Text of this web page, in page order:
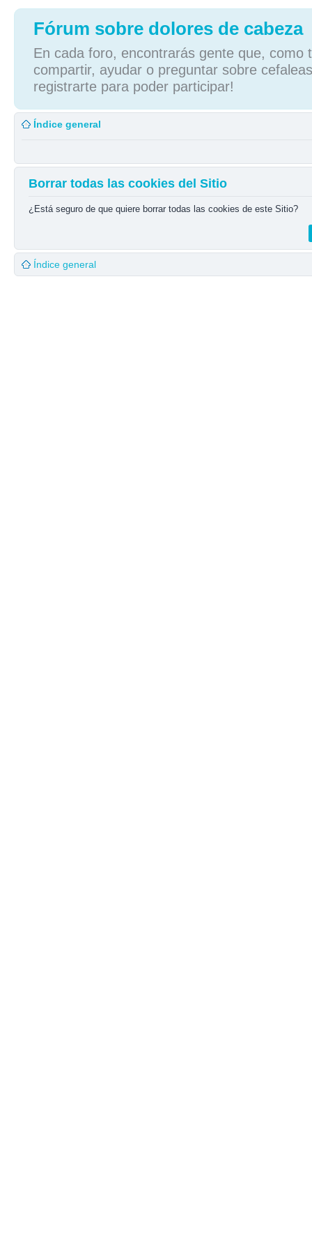
Fórum sobre dolores de cabeza
En cada foro, encontrarás gente que, como
compartir, ayudar o preguntar sobre
registrarte para poder participar!
Índice general
Borrar todas las cookies del Sitio
¿Está seguro de que quiere borrar todas las cookies de este Sitio?
Índice general